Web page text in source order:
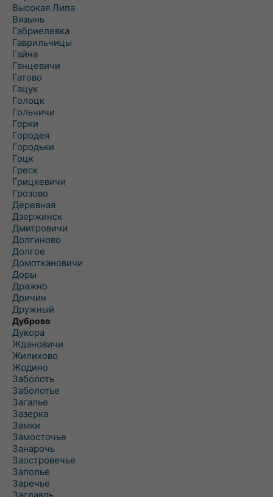
Высокая Липа
Вязынь
Габриелевка
Гаврильчицы
Гайна
Ганцевичи
Гатово
Гацук
Голоцк
Гольчичи
Горки
Городея
Городьки
Гоцк
Греск
Грицкевичи
Грозово
Деревная
Дзержинск
Дмитровичи
Долгиново
Долгое
Домоткановичи
Доры
Дражно
Дричин
Дружный
Дуброво
Дукора
Ждановичи
Жилихово
Жодино
Заболоть
Заболотье
Загалье
Зазерка
Замки
Замосточье
Занарочь
Заостровечье
Заполье
Заречье